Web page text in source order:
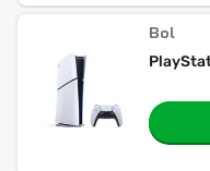
Bol